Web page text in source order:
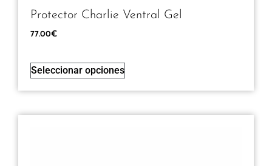
Protector Charlie Ventral Gel
77.00€
Seleccionar opciones